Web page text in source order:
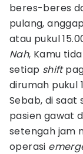
beres-beres
pulang,
atau pukul
Nah, Kamu
setiap shift
dirumah pukul
Sebab, di
pasien gawat
setengah jam
operasi